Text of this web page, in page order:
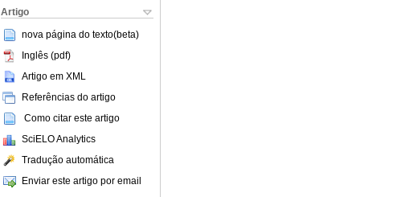
Artigo
nova página do texto(beta)
Inglês (pdf)
Artigo em XML
Referências do artigo
Como citar este artigo
SciELO Analytics
Tradução automática
Enviar este artigo por email